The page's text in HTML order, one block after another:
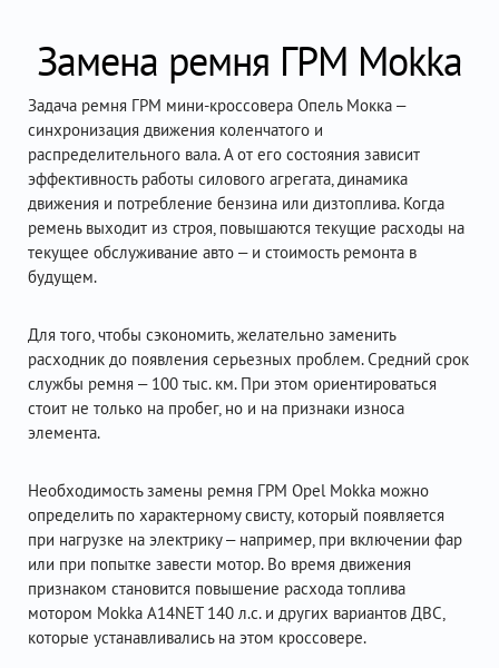
Замена ремня ГРМ Mokka
Задача ремня ГРМ мини-кроссовера Опель Мокка –
синхронизация движения коленчатого и
распределительного вала. А от его состояния зависит
эффективность работы силового агрегата, динамика
движения и потребление бензина или дизтоплива. Когда
ремень выходит из строя, повышаются текущие расходы на
текущее обслуживание авто – и стоимость ремонта в
будущем.
Для того, чтобы сэкономить, желательно заменить
расходник до появления серьезных проблем. Средний срок
службы ремня – 100 тыс. км. При этом ориентироваться
стоит не только на пробег, но и на признаки износа
элемента.
Необходимость замены ремня ГРМ Opel Mokka можно
определить по характерному свисту, который появляется
при нагрузке на электрику – например, при включении фар
или при попытке завести мотор. Во время движения
признаком становится повышение расхода топлива
мотором Mokka A14NET 140 л.с. и других вариантов ДВС,
которые устанавливались на этом кроссовере.